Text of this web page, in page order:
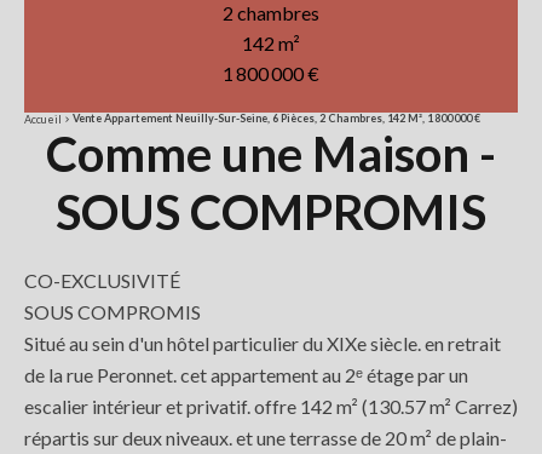
2 chambres
142 m²
1 800 000 €
Accueil Vente Appartement Neuilly-Sur-Seine, 6 Pièces, 2 Chambres, 142 M², 1 800 000 €
Comme une Maison -
SOUS COMPROMIS
CO-EXCLUSIVITÉ
SOUS COMPROMIS
Situé au sein d'un hôtel particulier du XIXe siècle. en retrait
de la rue Peronnet. cet appartement au 2ᵉ étage par un
escalier intérieur et privatif. offre 142 m² (130.57 m² Carrez)
répartis sur deux niveaux. et une terrasse de 20 m² de plain-